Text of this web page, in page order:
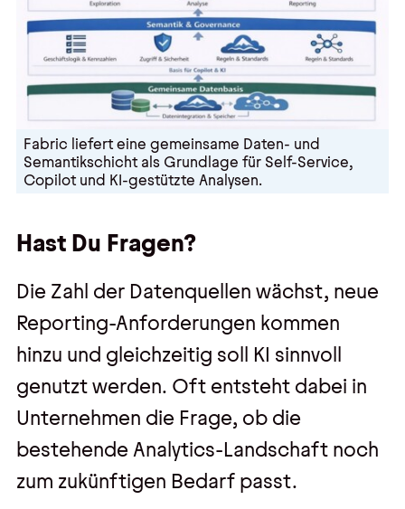
Fabric liefert eine gemeinsame Daten- und
Semantikschicht als Grundlage für Self-Service,
Copilot und KI-gestützte Analysen.
Hast Du Fragen?
Die Zahl der Datenquellen wächst, neue
Reporting-Anforderungen kommen
hinzu und gleichzeitig soll KI sinnvoll
genutzt werden. Oft entsteht dabei in
Unternehmen die Frage, ob die
bestehende Analytics-Landschaft noch
zum zukünftigen Bedarf passt.